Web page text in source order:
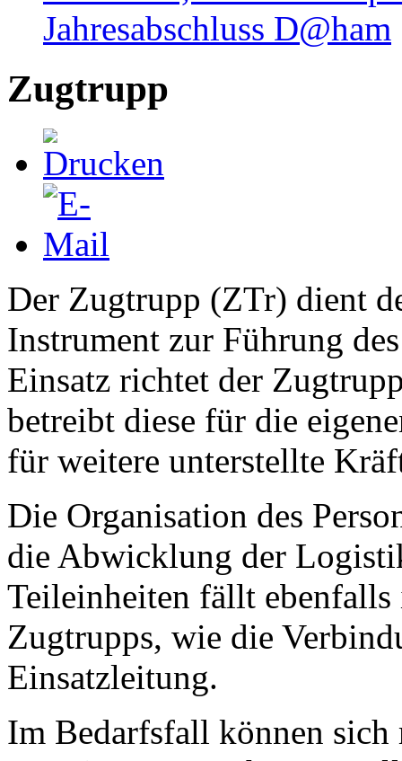
Jahresabschluss D@ham
Zugtrupp
Der Zugtrupp (ZTr) dient
Instrument zur Führung
Einsatz richtet der
betreibt diese für die
für weitere unterstellte
Die Organisation des
die Abwicklung der
Teileinheiten fällt ebenfalls
Zugtrupps, wie die
Einsatzleitung.
Im Bedarfsfall können sich